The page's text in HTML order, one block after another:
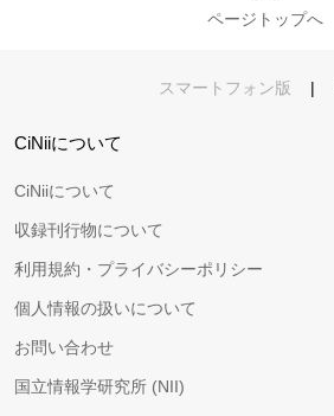
ページトップへ
スマートフォン版 |
CiNiiについて
CiNiiについて
収録刊行物について
利用規約・プライバシーポリシー
個人情報の扱いについて
お問い合わせ
国立情報学研究所 (NII)